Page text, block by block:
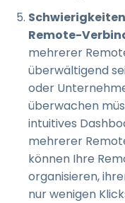
Remote-
mehrerer
überwältigend
oder
überwachen
intuitives
mehrerer
können Ihre
organisieren,
nur wenigen